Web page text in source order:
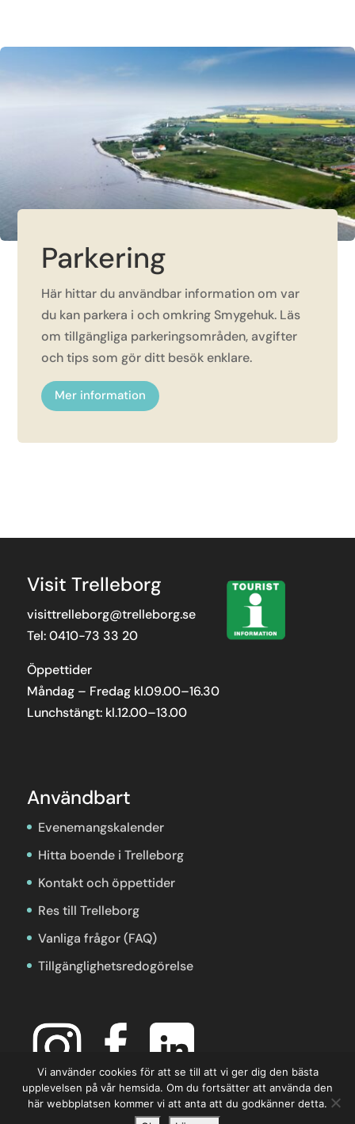
Parkering
Här hittar du användbar information om var
du kan parkera i och omkring Smygehuk. Läs
om tillgängliga parkeringsområden, avgifter
och tips som gör ditt besök enklare.
Mer information
Visit Trelleborg
Tel: 0410-73 33 20
Öppettider
Lunchstängt: kl.12.00–13.00
Kontakt och öppettider
Vanliga frågor (FAQ)
Tillgänglighetsredogörelse
Vi använder cookies för att se till att vi ger dig den bästa
upplevelsen på vår hemsida. Om du fortsätter att använda den
här webbplatsen kommer vi att anta att du godkänner detta.